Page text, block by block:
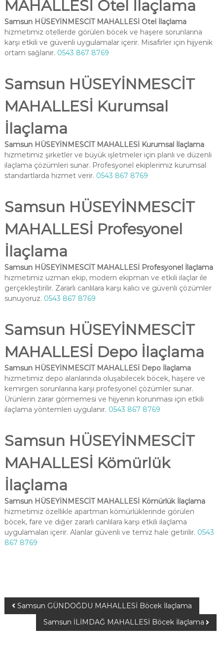
MAHALLESİ Otel İlaçlama
Samsun HÜSEYİNMESCİT MAHALLESİ Otel İlaçlama
hizmetimiz otellerde görülen böcek ve haşere sorunlarına
karşı etkili ve güvenli uygulamalar içerir. Misafirler için hijyenik
ortam sağlanır. 0543 867 8769
Samsun HÜSEYİNMESCİT
MAHALLESİ Kurumsal
İlaçlama
Samsun HÜSEYİNMESCİT MAHALLESİ Kurumsal İlaçlama
hizmetimiz şirketler ve büyük işletmeler için planlı ve düzenli
ilaçlama çözümleri sunar. Profesyonel ekiplerimiz kurumsal
standartlarda hizmet verir. 0543 867 8769
Samsun HÜSEYİNMESCİT
MAHALLESİ Profesyonel
İlaçlama
Samsun HÜSEYİNMESCİT MAHALLESİ Profesyonel İlaçlama
hizmetimiz uzman ekip, modern ekipman ve etkili ilaçlar ile
gerçekleştirilir. Zararlı canlılara karşı kalıcı ve güvenli çözümler
sunuyoruz. 0543 867 8769
Samsun HÜSEYİNMESCİT
MAHALLESİ Depo İlaçlama
Samsun HÜSEYİNMESCİT MAHALLESİ Depo İlaçlama
hizmetimiz depo alanlarında oluşabilecek böcek, haşere ve
kemirgen sorunlarına karşı profesyonel çözümler sunar.
Ürünlerin zarar görmemesi ve hijyenin korunması için etkili
ilaçlama yöntemleri uygulanır. 0543 867 8769
Samsun HÜSEYİNMESCİT
MAHALLESİ Kömürlük
İlaçlama
Samsun HÜSEYİNMESCİT MAHALLESİ Kömürlük İlaçlama
hizmetimiz özellikle apartman kömürlüklerinde görülen
böcek, fare ve diğer zararlı canlılara karşı etkili ilaçlama
uygulamaları içerir. Alanlar güvenli ve temiz hale getirilir. 0543
867 8769
Samsun GÜNDOĞDU MAHALLESİ Böcek İlaçlama
Samsun İLİMDAĞ MAHALLESİ Böcek İlaçlama